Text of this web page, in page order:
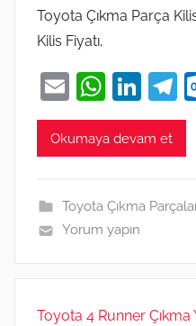
Toyota Çıkma Parça
Kilis Fiyatı,
E
m
ai
W
h
at
A
p
p
Li
n
k
dI
T
el
a
Okumaya devam et
Toyota Çıkma
Yorum yapın
Toyota 4 Runner Çıkma